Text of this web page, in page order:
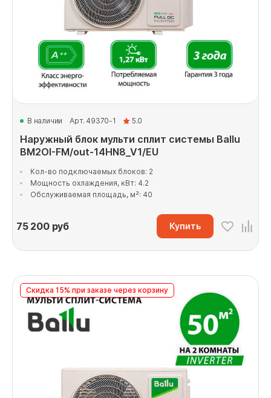
В наличии Арт. 49370-1 5.0
Наружный блок мульти сплит системы Ballu
BM2OI-FM/out-14HN8_V1/EU
Кол-во подключаемых блоков: 2
Мощность охлаждения, кВт: 4.2
Обслуживаемая площадь, м²: 40
75 200руб Купить
Скидка 15% при заказе через корзину